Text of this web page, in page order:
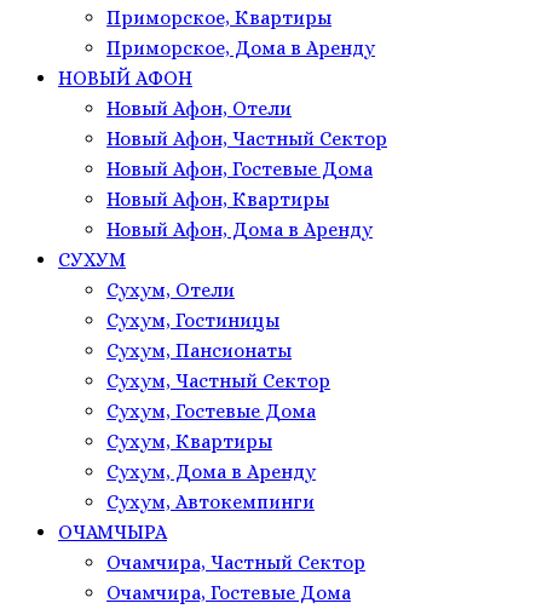
Приморское, Квартиры
Приморское, Дома в Аренду
НОВЫЙ АФОН
Новый Афон, Отели
Новый Афон, Частный Сектор
Новый Афон, Гостевые Дома
Новый Афон, Квартиры
Новый Афон, Дома в Аренду
СУХУМ
Сухум, Отели
Сухум, Гостиницы
Сухум, Пансионаты
Сухум, Частный Сектор
Сухум, Гостевые Дома
Сухум, Квартиры
Сухум, Дома в Аренду
Сухум, Автокемпинги
ОЧАМЧЫРА
Очамчира, Частный Сектор
Очамчира, Гостевые Дома